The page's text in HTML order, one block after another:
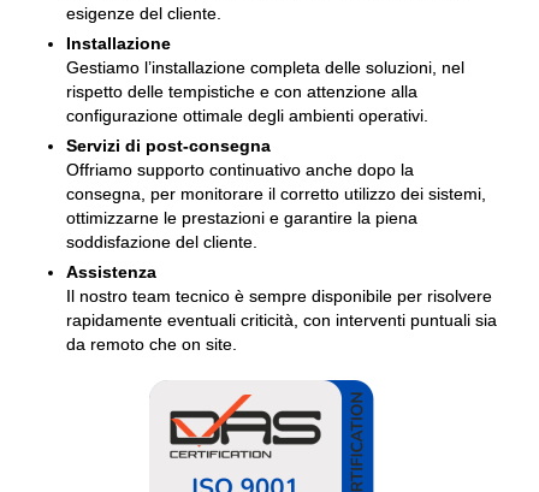
esigenze del cliente.
Installazione
Gestiamo l’installazione completa delle soluzioni, nel
rispetto delle tempistiche e con attenzione alla
configurazione ottimale degli ambienti operativi.
Servizi di post-consegna
Offriamo supporto continuativo anche dopo la
consegna, per monitorare il corretto utilizzo dei sistemi,
ottimizzarne le prestazioni e garantire la piena
soddisfazione del cliente.
Assistenza
Il nostro team tecnico è sempre disponibile per risolvere
rapidamente eventuali criticità, con interventi puntuali sia
da remoto che on site.